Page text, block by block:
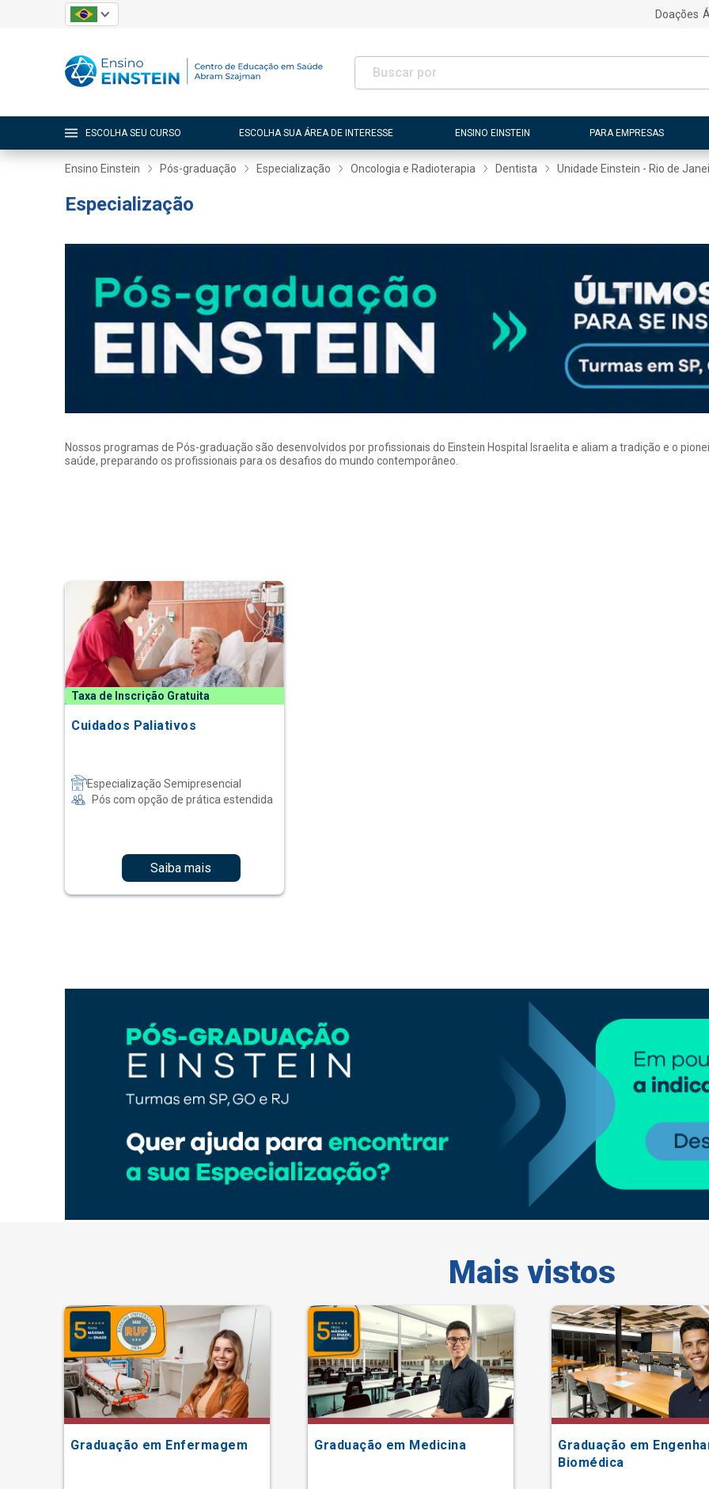
Doações
ESCOLHA SEU CURSO ESCOLHA SUA ÁREA DE INTERESSE ENSINO EINSTEIN PARA EMPRESAS
Ensino Einstein Pós-graduação Especialização Oncologia e Radioterapia Dentista Unidade Einstein - Rio de
Especialização
Nossos programas de Pós-graduação são desenvolvidos por profissionais do Einstein Hospital Israelita e aliam a tradição e o
saúde, preparando os profissionais para os desafios do mundo contemporâneo.
Taxa de Inscrição Gratuita
Cuidados Paliativos
Especialização Semipresencial
Pós com opção de prática estendida
Saiba mais
Mais vistos
Graduação em Enfermagem Graduação em Medicina
Graduação em
Biomédica